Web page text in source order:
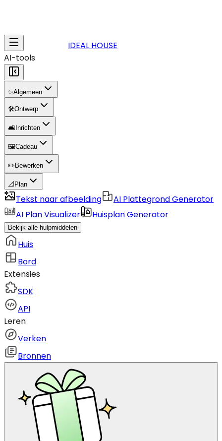
IDEAL HOUSE
AI-tools
✨Algemeen
🛠️Ontwerp
🛋️ Inrichten
🖼️Cadeau
✏️ Bewerken
📐 Plan
Tekst naar afbeelding
AI Plattegrond Generator
AI Plan Visualizer
Huisplan Generator
Bekijk alle hulpmiddelen
Huis
Bord
Extensies
SDK
API
Leren
Verken
Bronnen